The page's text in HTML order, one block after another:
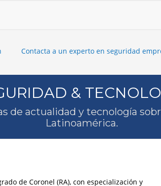
Contacta a un experto en seguridad
&
de actualidad y tecnología
Latinoamérica.
de Coronel (RA), con especialización y